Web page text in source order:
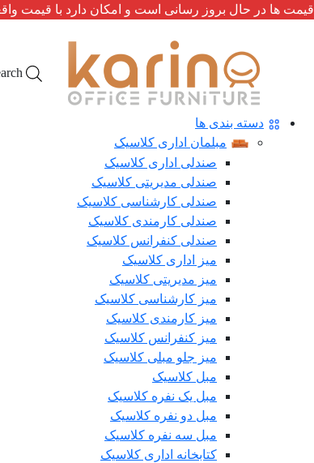
قیمت ها در حال بروز رسانی است و امکان دارد با قیمت
دسته بندی ها
مبلمان اداری کلاسیک
صندلی اداری کلاسیک
صندلی مدیریتی کلاسیک
صندلی کارشناسی کلاسیک
صندلی کارمندی کلاسیک
صندلی کنفرانس کلاسیک
میز اداری کلاسیک
میز مدیریتی کلاسیک
میز کارشناسی کلاسیک
میز کارمندی کلاسیک
میز کنفرانس کلاسیک
میز جلو مبلی کلاسیک
مبل کلاسیک
مبل یک نفره کلاسیک
مبل دو نفره کلاسیک
مبل سه نفره کلاسیک
کتابخانه اداری کلاسیک